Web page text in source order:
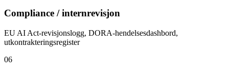
Compliance / internrevisjon
EU AI Act-revisjonslogg, DORA-hendelsesdashbord,
utkontrakteringsregister
06